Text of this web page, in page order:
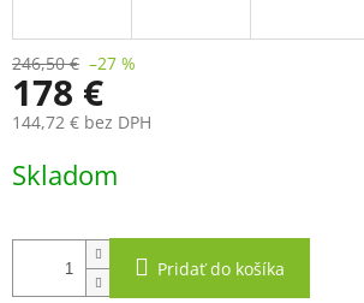
246,50 € –27 %
178 €
144,72 € bez DPH
cena:
Skladom
Pridať do košíka